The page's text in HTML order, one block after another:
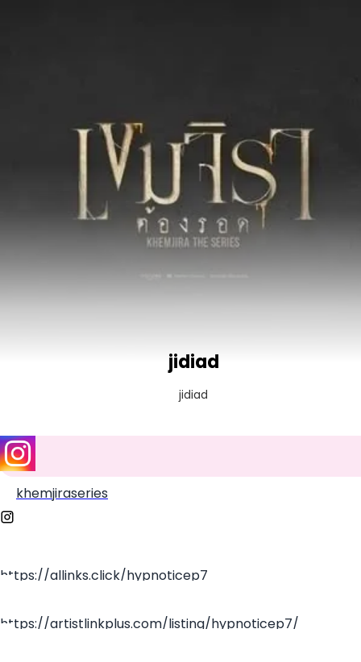
jidiad
jidiad
khemjiraseries
https://allinks.click/hypnoticep7
https://artistlinkplus.com/listing/hypnoticep7/